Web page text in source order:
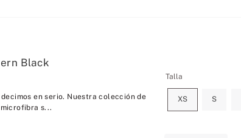
Black
en serio. Nuestra colección de
s...
Talla
XS S